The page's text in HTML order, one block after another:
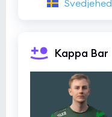
Svedjehed
Kappa Bar